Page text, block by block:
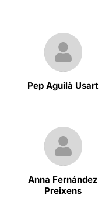
Pep Aguilà Usart
Anna Fernández
Preixens